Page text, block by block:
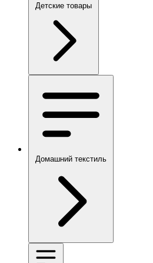
Детские товары
Домашний текстиль